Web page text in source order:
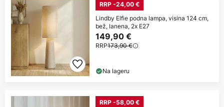
RRP -24,00 €
Lindby Elfie podna lampa, visina 124 cm,
bež, lanena, 2x E27
149,90 €
RRP173,90 €
Na lageru
RRP -58,00 €